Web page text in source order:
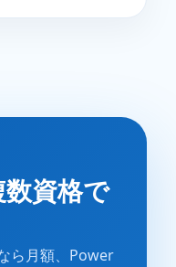
資格で
ら月額、Power